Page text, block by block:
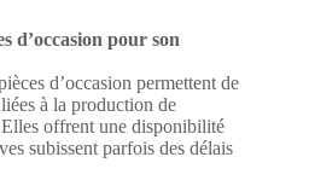
d’occasion pour son
d’occasion permettent de
à la production de
offrent une disponibilité
subissent parfois des délais